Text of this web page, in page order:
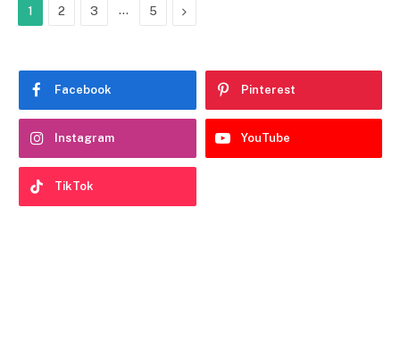
1 2 3 … 5 Next
Facebook Pinterest
Instagram YouTube
TikTok